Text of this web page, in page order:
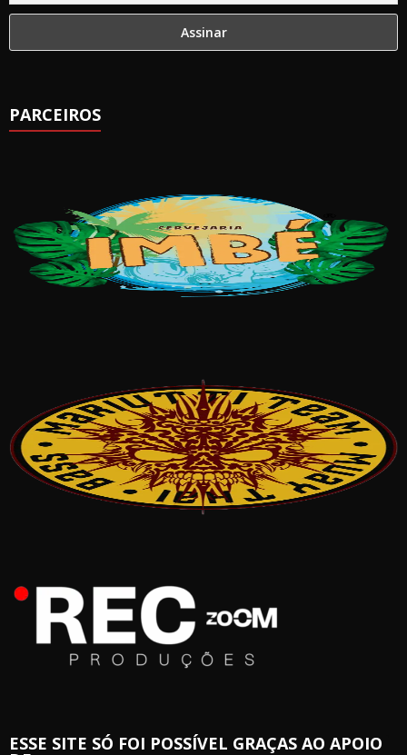
PARCEIROS
ESSE SITE SÓ FOI POSSÍVEL GRAÇAS AO APOIO